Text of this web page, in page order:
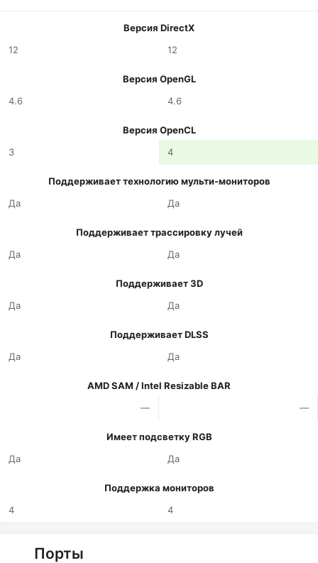
Версия DirectX
12
12
Версия OpenGL
4.6
4.6
Версия OpenCL
3
4
Поддерживает технологию мульти-мониторов
Да
Да
Поддерживает трассировку лучей
Да
Да
Поддерживает 3D
Да
Да
Поддерживает DLSS
Да
Да
AMD SAM / Intel Resizable BAR
—
—
Имеет подсветку RGB
Да
Да
Поддержка мониторов
4
4
Порты